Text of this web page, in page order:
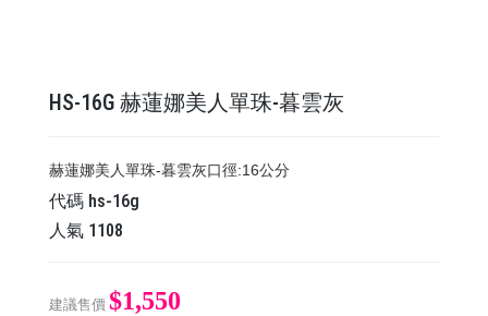
HS-16G 赫蓮娜美人單珠-暮雲灰
赫蓮娜美人單珠-暮雲灰 ​​​​​​​口徑:16公分
代碼 hs-16g
人氣 1108
建議售價 $1,550